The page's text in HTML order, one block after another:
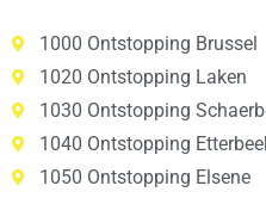
1000 Ontstopping Brussel
1020 Ontstopping Laken
1030 Ontstopping
1040 Ontstopping
1050 Ontstopping Elsene